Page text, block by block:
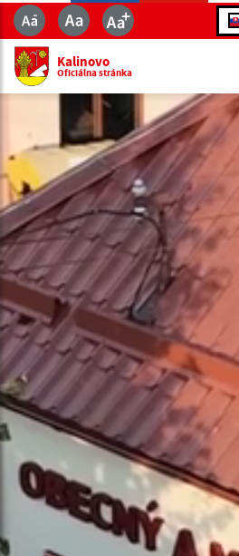
Kalinovo
Oficiálna stránka